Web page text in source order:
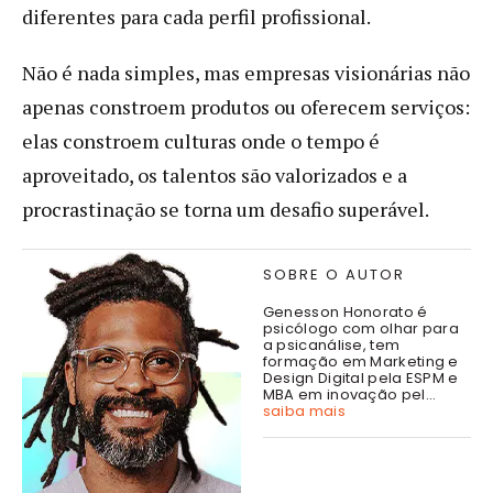
diferentes para cada perfil profissional.
Não é nada simples, mas empresas visionárias não
apenas constroem produtos ou oferecem serviços:
elas constroem culturas onde o tempo é
aproveitado, os talentos são valorizados e a
procrastinação se torna um desafio superável.
SOBRE O AUTOR
Genesson Honorato é
psicólogo com olhar para
a psicanálise, tem
formação em Marketing e
Design Digital pela ESPM e
MBA em inovação pel...
saiba mais